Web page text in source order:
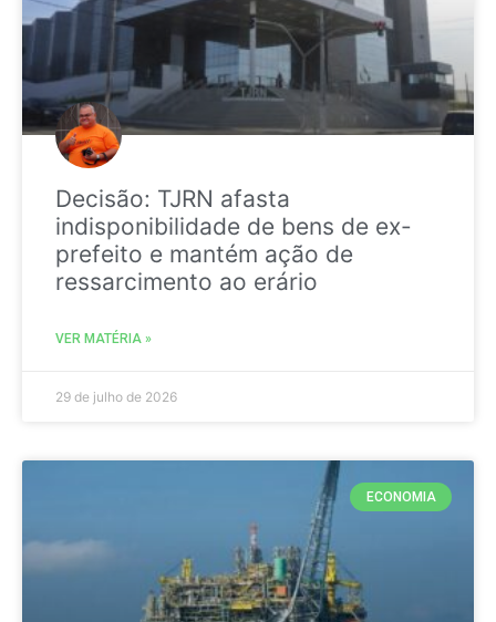
Decisão: TJRN afasta
indisponibilidade de bens de ex-
prefeito e mantém ação de
ressarcimento ao erário
VER MATÉRIA »
29 de julho de 2026
ECONOMIA